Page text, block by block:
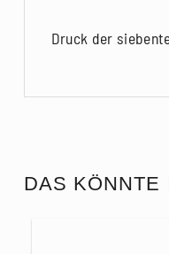
Druck der
DAS